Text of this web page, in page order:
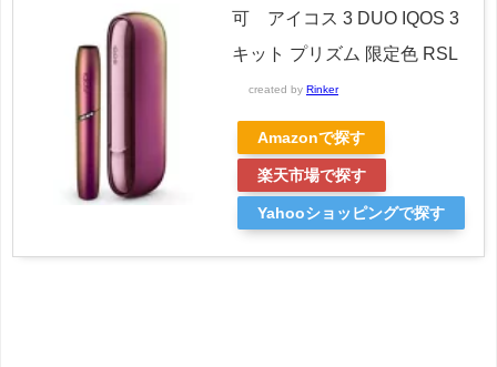
可 アイコス 3 DUO IQOS 3
キット プリズム 限定色 RSL
created by Rinker
Amazonで探す
楽天市場で探す
Yahooショッピングで探す